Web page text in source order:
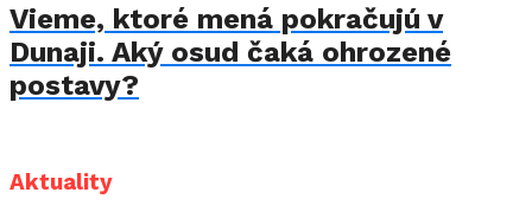
Vieme, ktoré mená pokračujú v
Dunaji. Aký osud čaká ohrozené
postavy?
Aktuality